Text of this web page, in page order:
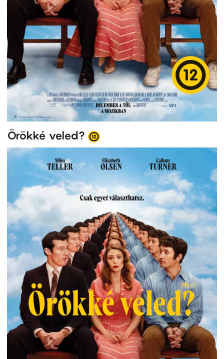
Örökké veled?